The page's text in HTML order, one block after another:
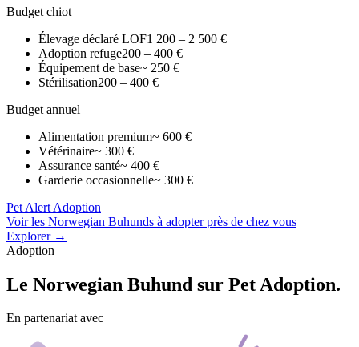
Budget chiot
Élevage déclaré LOF1 200 – 2 500 €
Adoption refuge200 – 400 €
Équipement de base~ 250 €
Stérilisation200 – 400 €
Budget annuel
Alimentation premium~ 600 €
Vétérinaire~ 300 €
Assurance santé~ 400 €
Garderie occasionnelle~ 300 €
Pet Alert Adoption
Voir les Norwegian Buhunds à adopter près de chez vous
Explorer →
Adoption
Le Norwegian Buhund sur Pet Adoption.
En partenariat avec